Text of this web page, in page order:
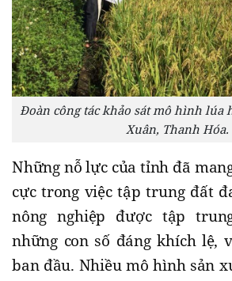
Đoàn công tác khảo sát mô hình lúa
Xuân, Thanh Hóa.
Những nỗ lực của tỉnh đã
cực trong việc tập trung đất
nông nghiệp được tập
những con số đáng khích lệ,
ban đầu. Nhiều mô hình sản